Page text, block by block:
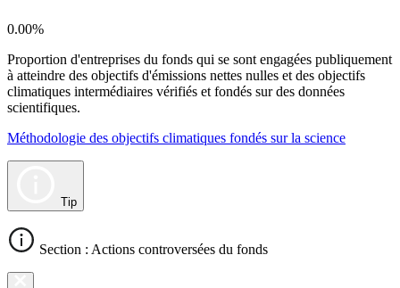
0.00%
Proportion d'entreprises du fonds qui se sont engagées publiquement
à atteindre des objectifs d'émissions nettes nulles et des objectifs
climatiques intermédiaires vérifiés et fondés sur des données
scientifiques.
Méthodologie des objectifs climatiques fondés sur la science
Tip
Section : Actions controversées du fonds